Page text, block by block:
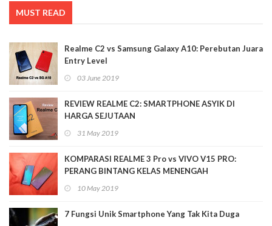
MUST READ
Realme C2 vs Samsung Galaxy A10: Perebutan Juara
Entry Level
03 June 2019
REVIEW REALME C2: SMARTPHONE ASYIK DI
HARGA SEJUTAAN
31 May 2019
KOMPARASI REALME 3 Pro vs VIVO V15 PRO:
PERANG BINTANG KELAS MENENGAH
10 May 2019
7 Fungsi Unik Smartphone Yang Tak Kita Duga